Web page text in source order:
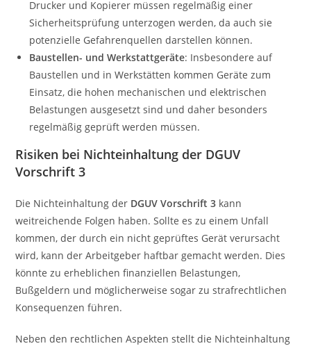
Drucker und Kopierer müssen regelmäßig einer
Sicherheitsprüfung unterzogen werden, da auch sie
potenzielle Gefahrenquellen darstellen können.
Baustellen- und Werkstattgeräte: Insbesondere auf
Baustellen und in Werkstätten kommen Geräte zum
Einsatz, die hohen mechanischen und elektrischen
Belastungen ausgesetzt sind und daher besonders
regelmäßig geprüft werden müssen.
Risiken bei Nichteinhaltung der DGUV
Vorschrift 3
Die Nichteinhaltung der DGUV Vorschrift 3 kann
weitreichende Folgen haben. Sollte es zu einem Unfall
kommen, der durch ein nicht geprüftes Gerät verursacht
wird, kann der Arbeitgeber haftbar gemacht werden. Dies
könnte zu erheblichen finanziellen Belastungen,
Bußgeldern und möglicherweise sogar zu strafrechtlichen
Konsequenzen führen.
Neben den rechtlichen Aspekten stellt die Nichteinhaltung